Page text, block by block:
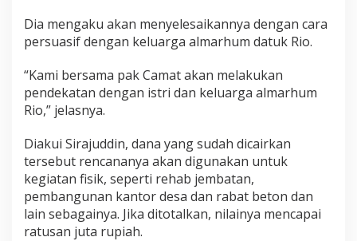
Dia mengaku akan menyelesaikannya dengan cara
persuasif dengan keluarga almarhum datuk Rio.
“Kami bersama pak Camat akan melakukan
pendekatan dengan istri dan keluarga almarhum
Rio,” jelasnya.
Diakui Sirajuddin, dana yang sudah dicairkan
tersebut rencananya akan digunakan untuk
kegiatan fisik, seperti rehab jembatan,
pembangunan kantor desa dan rabat beton dan
lain sebagainya. Jika ditotalkan, nilainya mencapai
ratusan juta rupiah.